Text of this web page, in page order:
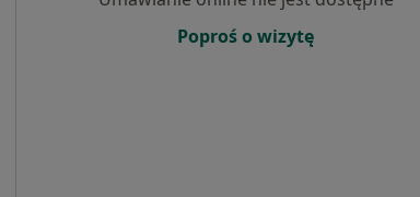
Poproś o wizytę